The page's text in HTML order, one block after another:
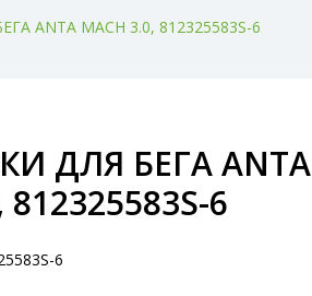
ANTA MACH 3.0, 812325583S-6
ДЛЯ БЕГА ANTA
812325583S-6
6